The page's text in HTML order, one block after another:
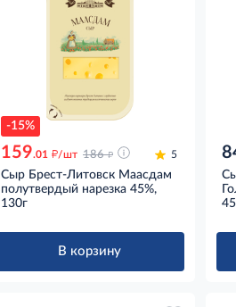
-15%
159.01 д/шт 186 д 5
Сыр Брест-Литовск Маасдам
полутвердый нарезка 45%,
130г
В корзину